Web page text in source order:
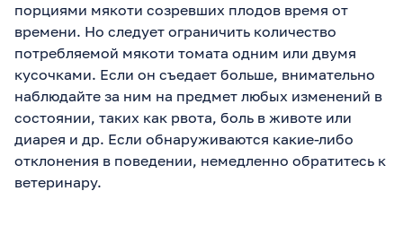
порциями мякоти созревших плодов время от
времени. Но следует ограничить количество
потребляемой мякоти томата одним или двумя
кусочками. Если он съедает больше, внимательно
наблюдайте за ним на предмет любых изменений в
состоянии, таких как рвота, боль в животе или
диарея и др. Если обнаруживаются какие-либо
отклонения в поведении, немедленно обратитесь к
ветеринару.